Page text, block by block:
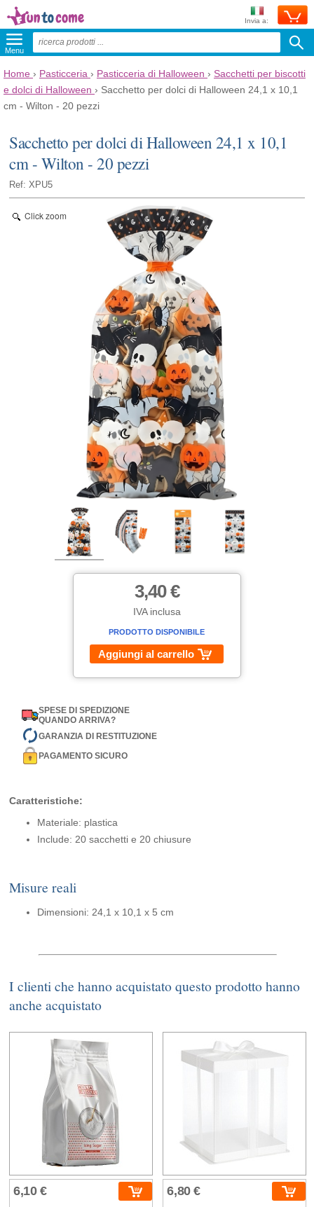
Invia a:
Menu
Home › Pasticceria › Pasticceria di Halloween › Sacchetti per biscotti
e dolci di Halloween › Sacchetto per dolci di Halloween 24,1 x 10,1
cm - Wilton - 20 pezzi
Sacchetto per dolci di Halloween 24,1 x 10,1
cm - Wilton - 20 pezzi
Ref: XPU5
Click zoom
3,40 €
IVA inclusa
PRODOTTO DISPONIBILE
Aggiungi al carrello
SPESE DI SPEDIZIONE
QUANDO ARRIVA?
GARANZIA DI RESTITUZIONE
PAGAMENTO SICURO
Caratteristiche:
Materiale: plastica
Include: 20 sacchetti e 20 chiusure
Misure reali
Dimensioni: 24,1 x 10,1 x 5 cm
I clienti che hanno acquistato questo prodotto hanno
anche acquistato
6,10 € 6,80 €